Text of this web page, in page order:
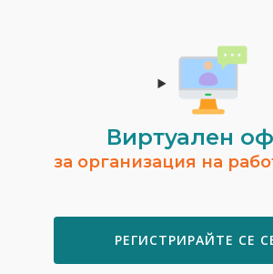
Виртуален
за организация на
РЕГИСТРИРАЙТЕ СЕ